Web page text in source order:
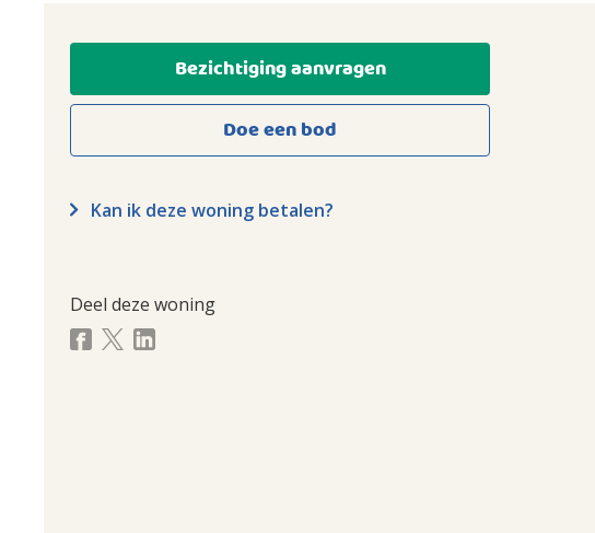
Bezichtiging aanvragen
Doe een bod
Kan ik deze woning betalen?
Deel deze woning